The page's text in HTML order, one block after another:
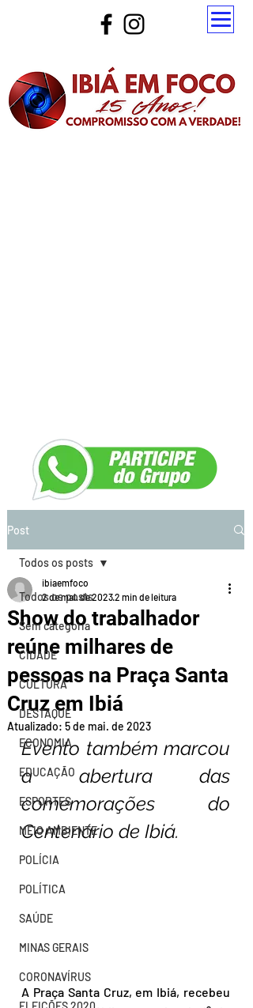
Post
Todos os posts
Sem categoria
CIDADE
CULTURA
DESTAQUE
ECONOMIA
EDUCAÇÃO
ESPORTES
MEIO AMBIENTE
POLÍCIA
POLÍTICA
SAÚDE
MINAS GERAIS
CORONAVÍRUS
Todos os posts
Show do trabalhador
reúne milhares de
pessoas na Praça Santa
Cruz em Ibiá
ibiaemfoco
2 de mai. de 20232 min de leitura
Atualizado: 5 de mai. de 2023
Evento também marcou
a abertura das
comemorações do
Centenário de Ibiá.
A Praça Santa Cruz, em Ibiá, recebeu